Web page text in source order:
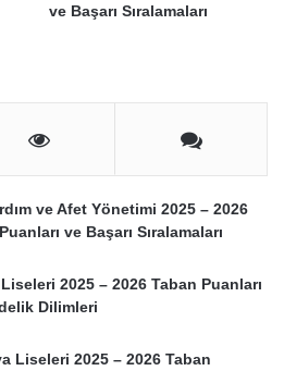
ve Başarı Sıralamaları
ve Afet Yönetimi 2025 – 2026
ve Başarı Sıralamaları
2025 – 2026 Taban Puanları
Dilimleri
Liseleri 2025 – 2026 Taban